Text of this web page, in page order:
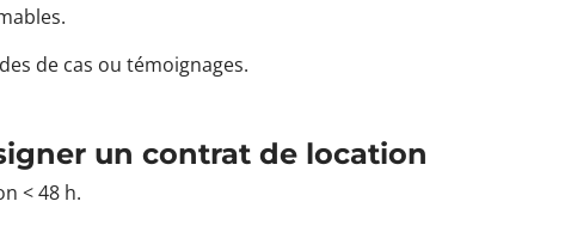
de cas ou témoignages.
un contrat de location
< 48 h.